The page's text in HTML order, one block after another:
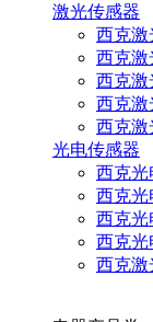
激光传感器
西克激
西克激
西克激
西克激
西克激
光电传感器
西克光
西克光
西克光
西克光
西克激